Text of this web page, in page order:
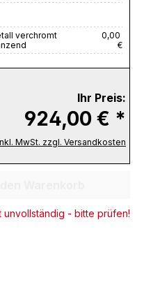
verchromt
0,00
€
Ihr Preis:
924,00 € *
MwSt. zzgl. Versandkosten
unvollständig - bitte prüfen!